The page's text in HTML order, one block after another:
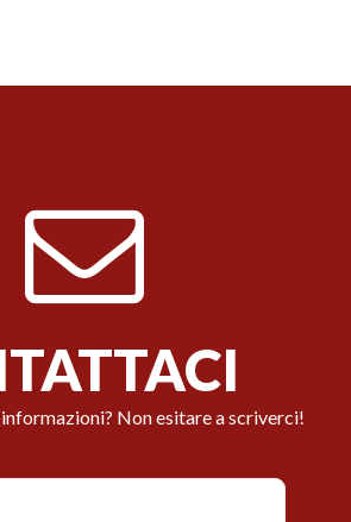
Non esitare a scriverci!